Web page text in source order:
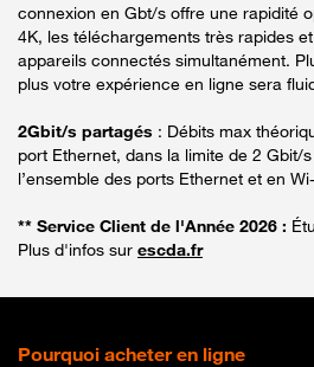
connexion en Gbt/s offre une rapidité
4K, les téléchargements très rapides
appareils connectés simultanément.
plus votre expérience en ligne sera
2Gbit/s partagés : Débits max
port Ethernet, dans la limite de 2 Gbit/
l’ensemble des ports Ethernet et en
** Service Client de l'Année 2026 :
Plus d'infos sur escda.fr
Pourquoi acheter en ligne